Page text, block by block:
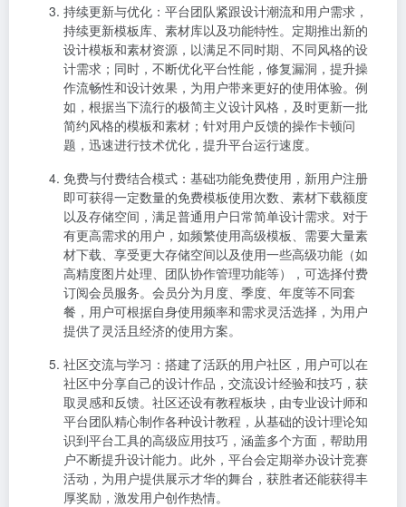
持续更新与优化 ：平台团队紧跟设计潮流和用户需求，
持续更新模板库、素材库以及功能特性。定期推出新的
设计模板和素材资源，以满足不同时期、不同风格的设
计需求；同时，不断优化平台性能，修复漏洞，提升操
作流畅性和设计效果，为用户带来更好的使用体验。例
如，根据当下流行的极简主义设计风格，及时更新一批
简约风格的模板和素材；针对用户反馈的操作卡顿问
题，迅速进行技术优化，提升平台运行速度。
免费与付费结合模式 ：基础功能免费使用，新用户注册
即可获得一定数量的免费模板使用次数、素材下载额度
以及存储空间，满足普通用户日常简单设计需求。对于
有更高需求的用户，如频繁使用高级模板、需要大量素
材下载、享受更大存储空间以及使用一些高级功能（如
高精度图片处理、团队协作管理功能等），可选择付费
订阅会员服务。会员分为月度、季度、年度等不同套
餐，用户可根据自身使用频率和需求灵活选择，为用户
提供了灵活且经济的使用方案。
社区交流与学习 ：搭建了活跃的用户社区，用户可以在
社区中分享自己的设计作品，交流设计经验和技巧，获
取灵感和反馈。社区还设有教程板块，由专业设计师和
平台团队精心制作各种设计教程，从基础的设计理论知
识到平台工具的高级应用技巧，涵盖多个方面，帮助用
户不断提升设计能力。此外，平台会定期举办设计竞赛
活动，为用户提供展示才华的舞台，获胜者还能获得丰
厚奖励，激发用户创作热情。